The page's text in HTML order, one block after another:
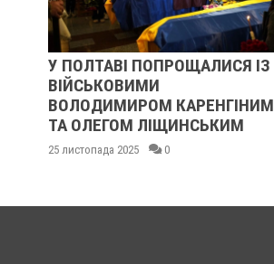
У ПОЛТАВІ ПОПРОЩАЛИСЯ ІЗ
ВІЙСЬКОВИМИ
ВОЛОДИМИРОМ КАРЕНГІНИМ
ТА ОЛЕГОМ ЛІЩИНСЬКИМ
25 листопада 2025 0